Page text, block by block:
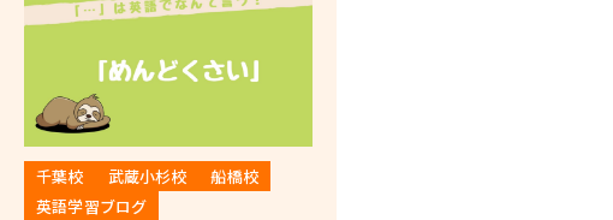
千葉校 武蔵小杉校
船橋校
英語学習ブログ